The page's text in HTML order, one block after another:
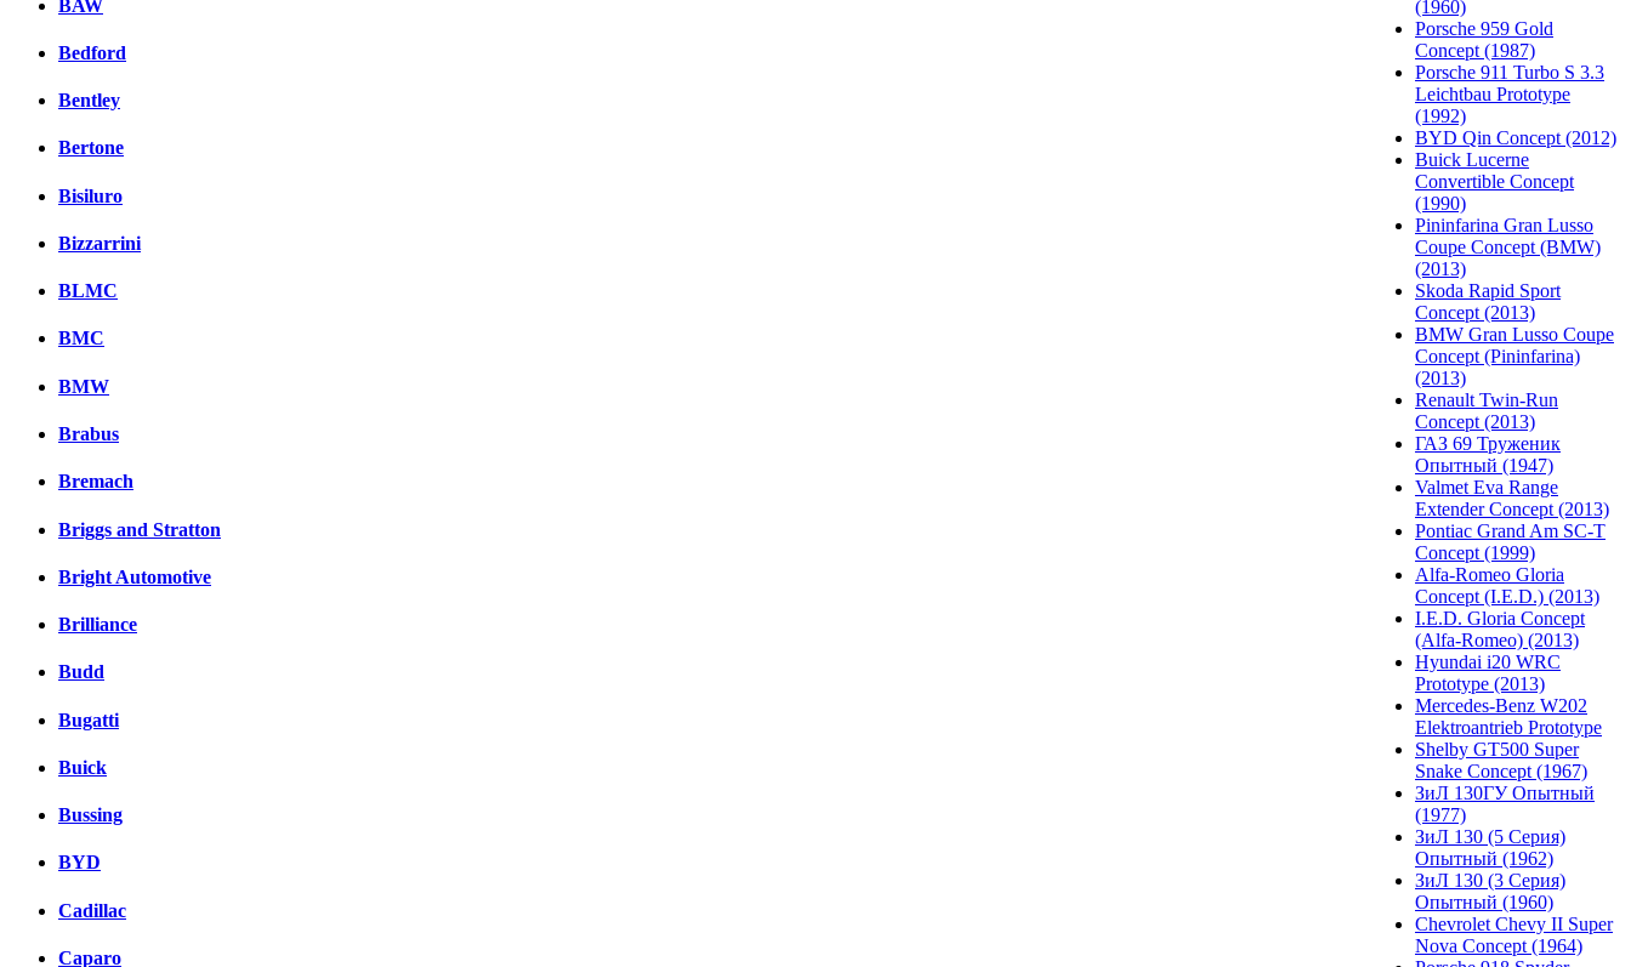
BAW
Bedford
Bentley
Bertone
Bisiluro
Bizzarrini
BLMC
BMC
BMW
Brabus
Bremach
Briggs and Stratton
Bright Automotive
Brilliance
Budd
Bugatti
Buick
Bussing
BYD
Cadillac
Caparo
(1960)
Porsche 959 Gold
Concept (1987)
Porsche 911 Turbo S 3.3
Leichtbau Prototype
(1992)
BYD Qin Concept (2012)
Buick Lucerne
Convertible Concept
(1990)
Pininfarina Gran Lusso
Coupe Concept (BMW)
(2013)
Skoda Rapid Sport
Concept (2013)
BMW Gran Lusso Coupe
Concept (Pininfarina)
(2013)
Renault Twin-Run
Concept (2013)
ГАЗ 69 Труженик
Опытный (1947)
Valmet Eva Range
Extender Concept (2013)
Pontiac Grand Am SC-T
Concept (1999)
Alfa-Romeo Gloria
Concept (I.E.D.) (2013)
I.E.D. Gloria Concept
(Alfa-Romeo) (2013)
Hyundai i20 WRC
Prototype (2013)
Mercedes-Benz W202
Elektroantrieb Prototype
Shelby GT500 Super
Snake Concept (1967)
ЗиЛ 130ГУ Опытный
(1977)
ЗиЛ 130 (5 Серия)
Опытный (1962)
ЗиЛ 130 (3 Серия)
Опытный (1960)
Chevrolet Chevy II Super
Nova Concept (1964)